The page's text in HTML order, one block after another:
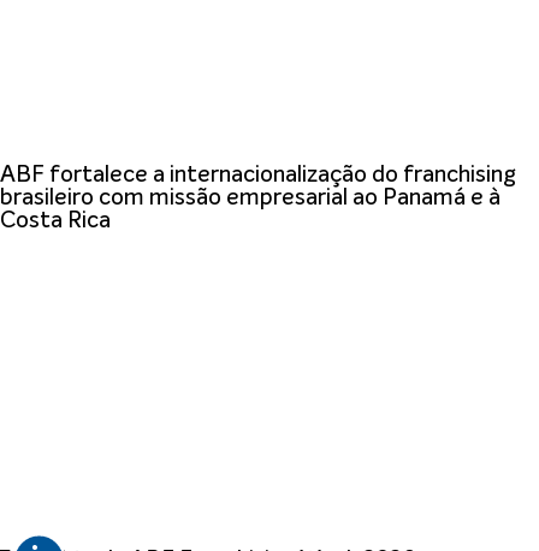
ABF fortalece a internacionalização do franchising
brasileiro com missão empresarial ao Panamá e à
Costa Rica